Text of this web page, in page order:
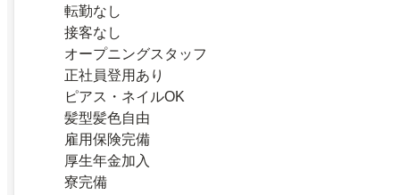
転勤なし
接客なし
オープニングスタッフ
正社員登用あり
ピアス・ネイルOK
髪型髪色自由
雇用保険完備
厚生年金加入
寮完備